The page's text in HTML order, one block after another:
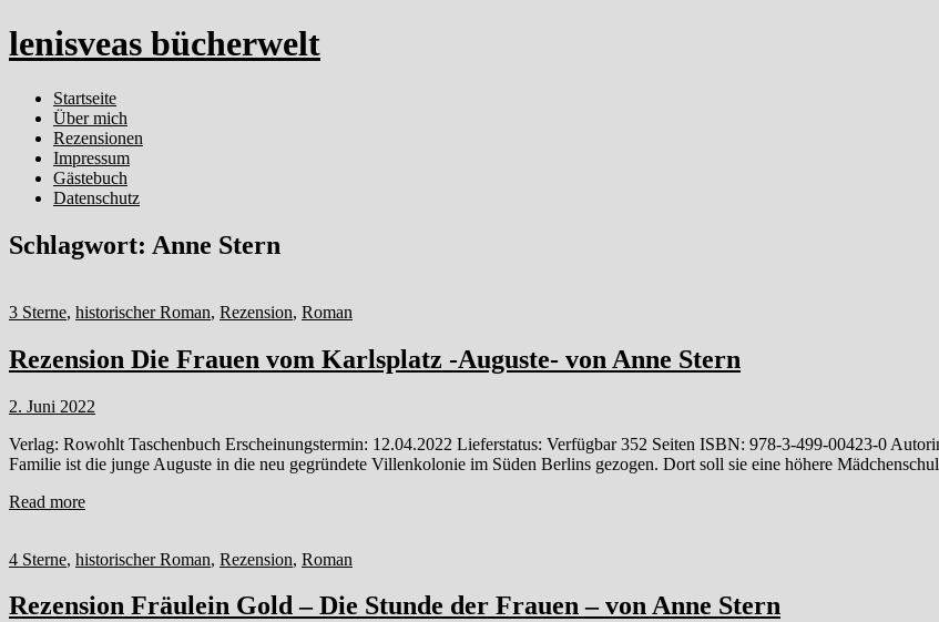
lenisveas bücherwelt
Startseite
Über mich
Rezensionen
Impressum
Gästebuch
Datenschutz
Schlagwort: Anne Stern
3 Sterne, historischer Roman, Rezension, Roman
Rezension Die Frauen vom Karlsplatz -Auguste- von Anne Stern
2. Juni 2022
Verlag: Rowohlt Taschenbuch Erscheinungstermin: 12.04.2022 Lieferstatus: Verfügbar 352 Seiten ISBN: 978-3-499-00423-0
Familie ist die junge Auguste in die neu gegründete Villenkolonie im Süden Berlins gezogen. Dort soll sie eine höhere
Read more
4 Sterne, historischer Roman, Rezension, Roman
Rezension Fräulein Gold – Die Stunde der Frauen – von Anne Stern